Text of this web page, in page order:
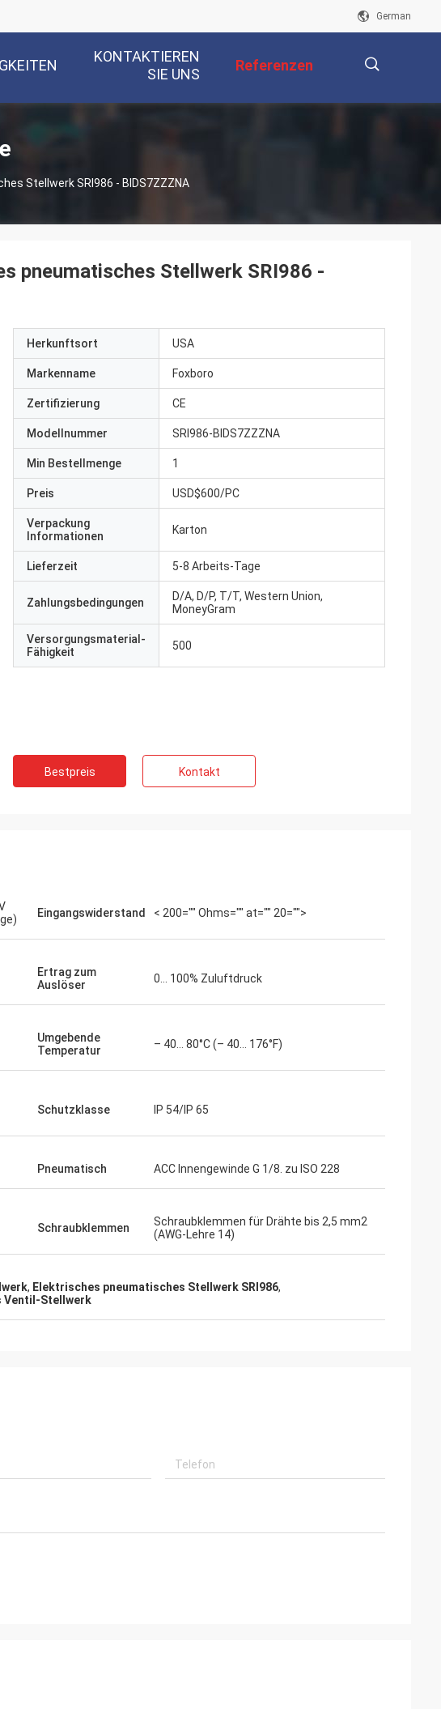
German
KONTAKTIEREN
SIE UNS
Referenzen
Stellwerk SRI986 - BIDS7ZZZNA
pneumatisches Stellwerk SRI986 -
Herkunftsort USA
Markenname Foxboro
Zertifizierung CE
Modellnummer SRI986-BIDS7ZZZNA
Min Bestellmenge 1
Preis USD$600/PC
Verpackung
Informationen
Karton
Lieferzeit 5-8 Arbeits-Tage
Zahlungsbedingungen
D/A, D/P, T/T, Western Union,
MoneyGram
Versorgungsmaterial-
Fähigkeit
500
Bestpreis Kontakt
Eingangswiderstand < 200="" Ohms="" at="" 20="">
Ertrag zum
Auslöser
0… 100% Zuluftdruck
Umgebende
Temperatur
– 40… 80°C (– 40… 176°F)
Schutzklasse IP 54/IP 65
Pneumatisch ACC Innengewinde G 1/8. zu ISO 228
Schraubklemmen
Schraubklemmen für Drähte bis 2,5 mm2
(AWG-Lehre 14)
, Elektrisches pneumatisches Stellwerk SRI986,
Ventil-Stellwerk